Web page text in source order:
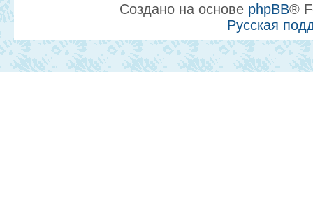
Создано на основе phpBB®
Русская